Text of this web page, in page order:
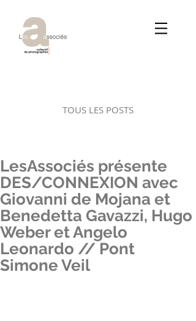
TOUS LES POSTS
LesAssociés présente
DES/CONNEXION avec
Giovanni de Mojana et
Benedetta Gavazzi, Hugo
Weber et Angelo
Leonardo // Pont
Simone Veil